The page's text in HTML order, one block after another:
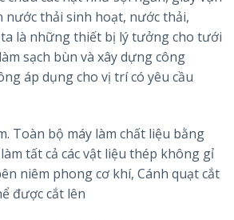
nước thải sinh hoạt, nước thải,
là những thiết bị lý tưởng cho tưới
sạch bùn và xây dựng công
áp dụng cho vị trí có yêu cầu
Toàn bộ máy làm chất liệu bằng
tất cả các vật liệu thép không gỉ
niêm phong cơ khí, Cánh quạt cắt
được cắt lên